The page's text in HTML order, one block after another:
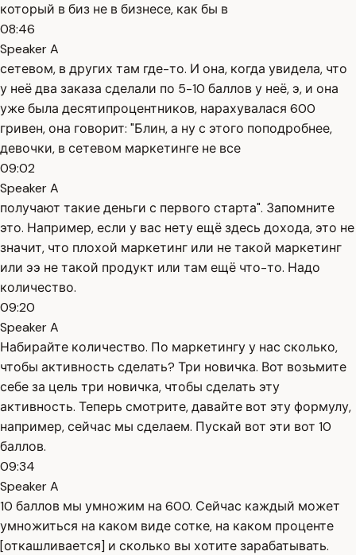
который в биз не в бизнесе, как бы в
08:46
Speaker A
сетевом, в других там где-то. И она, когда увидела, что
у неё два заказа сделали по 5-10 баллов у неё, э, и она
уже была десятипроцентников, нарахувалася 600
гривен, она говорит: "Блин, а ну с этого поподробнее,
девочки, в сетевом маркетинге не все
09:02
Speaker A
получают такие деньги с первого старта". Запомните
это. Например, если у вас нету ещё здесь дохода, это не
значит, что плохой маркетинг или не такой маркетинг
или ээ не такой продукт или там ещё что-то. Надо
количество.
09:20
Speaker A
Набирайте количество. По маркетингу у нас сколько,
чтобы активность сделать? Три новичка. Вот возьмите
себе за цель три новичка, чтобы сделать эту
активность. Теперь смотрите, давайте вот эту формулу,
например, сейчас мы сделаем. Пускай вот эти вот 10
баллов.
09:34
Speaker A
10 баллов мы умножим на 600. Сейчас каждый может
умножиться на каком виде сотке, на каком проценте
[откашливается] и сколько вы хотите зарабатывать.